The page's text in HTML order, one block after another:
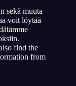
sekä muuta
voit löytää
find the
from